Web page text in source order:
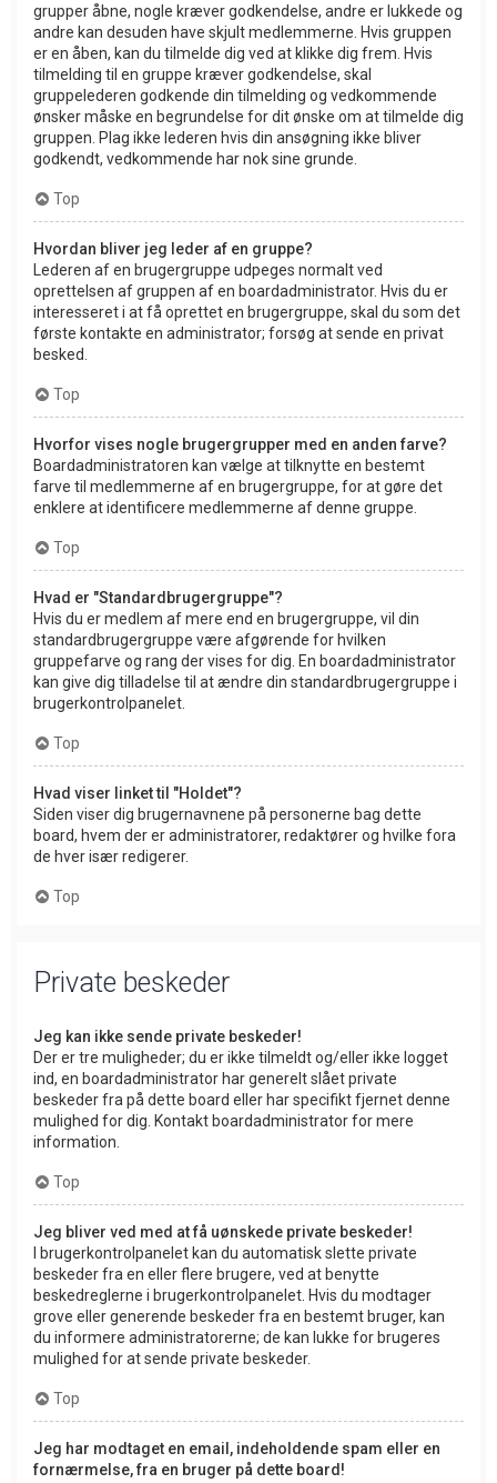
grupper åbne, nogle kræver godkendelse, andre er lukkede og
andre kan desuden have skjult medlemmerne. Hvis gruppen
er en åben, kan du tilmelde dig ved at klikke dig frem. Hvis
tilmelding til en gruppe kræver godkendelse, skal
gruppelederen godkende din tilmelding og vedkommende
ønsker måske en begrundelse for dit ønske om at tilmelde dig
gruppen. Plag ikke lederen hvis din ansøgning ikke bliver
godkendt, vedkommende har nok sine grunde.
Top
Hvordan bliver jeg leder af en gruppe?
Lederen af en brugergruppe udpeges normalt ved
oprettelsen af gruppen af en boardadministrator. Hvis du er
interesseret i at få oprettet en brugergruppe, skal du som det
første kontakte en administrator; forsøg at sende en privat
besked.
Top
Hvorfor vises nogle brugergrupper med en anden farve?
Boardadministratoren kan vælge at tilknytte en bestemt
farve til medlemmerne af en brugergruppe, for at gøre det
enklere at identificere medlemmerne af denne gruppe.
Top
Hvad er "Standardbrugergruppe"?
Hvis du er medlem af mere end en brugergruppe, vil din
standardbrugergruppe være afgørende for hvilken
gruppefarve og rang der vises for dig. En boardadministrator
kan give dig tilladelse til at ændre din standardbrugergruppe i
brugerkontrolpanelet.
Top
Hvad viser linket til "Holdet"?
Siden viser dig brugernavnene på personerne bag dette
board, hvem der er administratorer, redaktører og hvilke fora
de hver især redigerer.
Top
Private beskeder
Jeg kan ikke sende private beskeder!
Der er tre muligheder; du er ikke tilmeldt og/eller ikke logget
ind, en boardadministrator har generelt slået private
beskeder fra på dette board eller har specifikt fjernet denne
mulighed for dig. Kontakt boardadministrator for mere
information.
Top
Jeg bliver ved med at få uønskede private beskeder!
I brugerkontrolpanelet kan du automatisk slette private
beskeder fra en eller flere brugere, ved at benytte
beskedreglerne i brugerkontrolpanelet. Hvis du modtager
grove eller generende beskeder fra en bestemt bruger, kan
du informere administratorerne; de kan lukke for brugeres
mulighed for at sende private beskeder.
Top
Jeg har modtaget en email, indeholdende spam eller en
fornærmelse, fra en bruger på dette board!